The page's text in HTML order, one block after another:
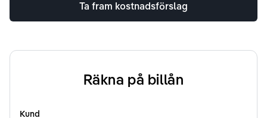
Ta fram kostnadsförslag
Räkna på billån
Kund